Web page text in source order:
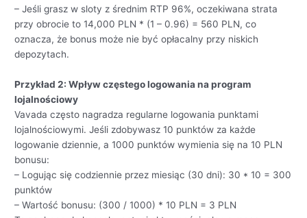
– Jeśli grasz w sloty z średnim RTP 96%, oczekiwana strata
przy obrocie to 14,000 PLN * (1 – 0.96) = 560 PLN, co
oznacza, że bonus może nie być opłacalny przy niskich
depozytach.
Przykład 2: Wpływ częstego logowania na program
lojalnościowy
Vavada często nagradza regularne logowania punktami
lojalnościowymi. Jeśli zdobywasz 10 punktów za każde
logowanie dziennie, a 1000 punktów wymienia się na 10 PLN
bonusu:
– Logując się codziennie przez miesiąc (30 dni): 30 * 10 = 300
punktów
– Wartość bonusu: (300 / 1000) * 10 PLN = 3 PLN